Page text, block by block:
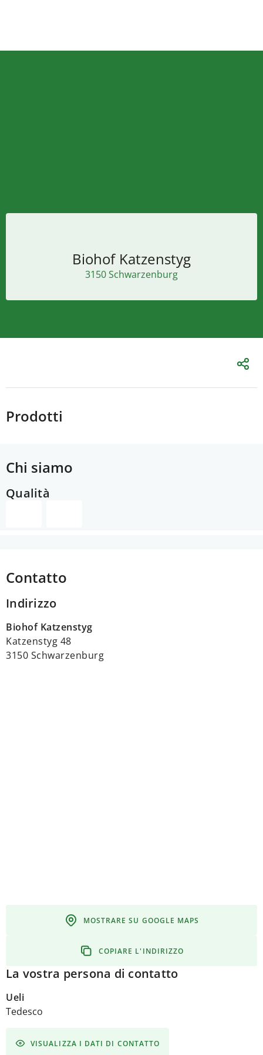
Biohof Katzenstyg
3150 Schwarzenburg
Prodotti
Chi siamo
Qualità
Contatto
Indirizzo
Biohof Katzenstyg
Katzenstyg 48
3150 Schwarzenburg
MOSTRARE SU GOOGLE MAPS
COPIARE L'INDIRIZZO
La vostra persona di contatto
Ueli
Tedesco
VISUALIZZA I DATI DI CONTATTO